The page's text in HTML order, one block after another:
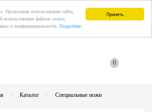
Принять
использование сайта,
использования файлов cookie,
и конфиденциальности. Подробнее
0
Каталог Специальные ножи